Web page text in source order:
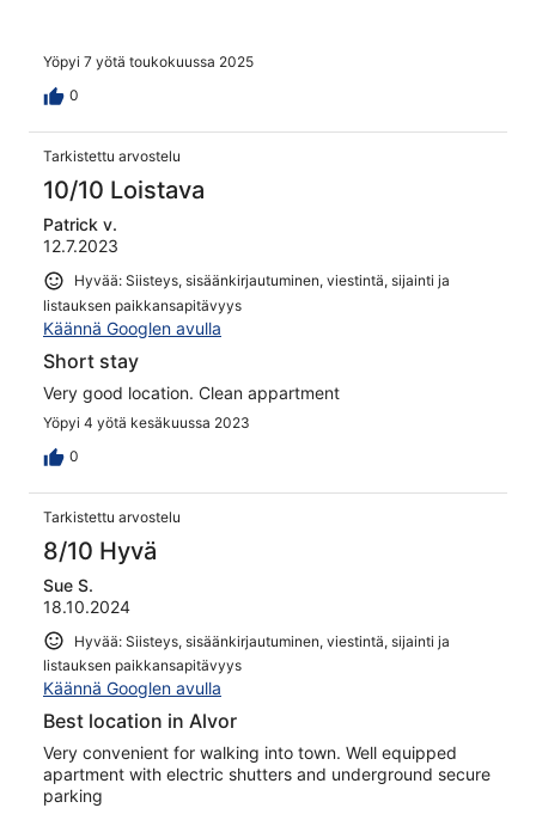
Yöpyi 7 yötä toukokuussa 2025
0
Tarkistettu arvostelu
10/10 Loistava
Patrick v.
12.7.2023
Hyvää: Siisteys, sisäänkirjautuminen, viestintä, sijainti ja
listauksen paikkansapitävyys
Käännä Googlen avulla
Short stay
Very good location. Clean appartment
Yöpyi 4 yötä kesäkuussa 2023
0
Tarkistettu arvostelu
8/10 Hyvä
Sue S.
18.10.2024
Hyvää: Siisteys, sisäänkirjautuminen, viestintä, sijainti ja
listauksen paikkansapitävyys
Käännä Googlen avulla
Best location in Alvor
Very convenient for walking into town. Well equipped
apartment with electric shutters and underground secure
parking